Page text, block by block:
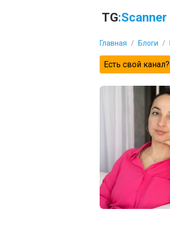
TG:Scanner
Главная / Блоги /
Есть свой канал?